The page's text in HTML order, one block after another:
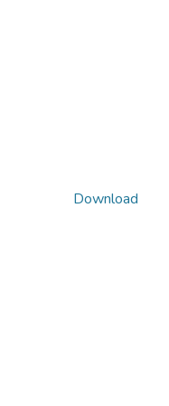
Download